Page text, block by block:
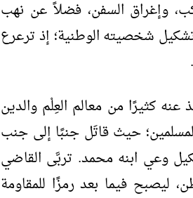
وإغراق السفن، فضلاً عن نهب
شخصيته الوطنية؛ إذ ترعرع
كثيرًا من معالم العِلْم والدين
حيث قاتَل جنبًا إلى جنب
وعي ابنه محمد. تربَّى القاضي
ليصبح فيما بعد رمزًا للمقاومة